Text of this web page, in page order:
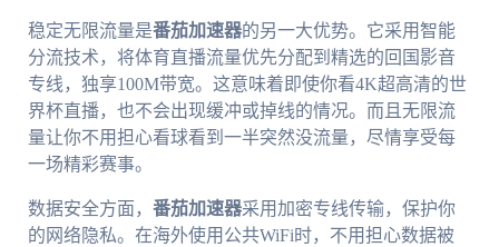
稳定无限流量是番茄加速器的另一大优势。它采用智能
分流技术，将体育直播流量优先分配到精选的回国影音
专线，独享100M带宽。这意味着即使你看4K超高清的世
界杯直播，也不会出现缓冲或掉线的情况。而且无限流
量让你不用担心看球看到一半突然没流量，尽情享受每
一场精彩赛事。
数据安全方面， 番茄加速器采用加密专线传输，保护你
的网络隐私。在海外使用公共WiFi时，不用担心数据被